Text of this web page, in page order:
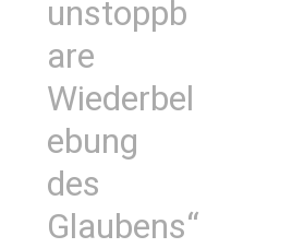
unstoppb
are
Wiederbel
ebung
des
Glaubens“